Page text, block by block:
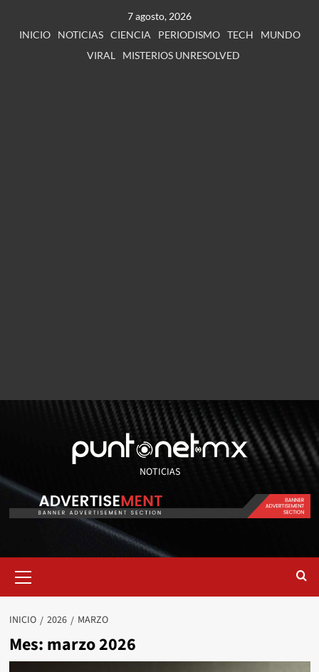
7 agosto, 2026
INICIO
NOTICIAS CIENCIA PERIODISMO TECH
MUNDO
VIRAL
MISTERIOS UNRESOLVED
NOTICIAS
INICIO 2026 MARZO
Mes: marzo 2026